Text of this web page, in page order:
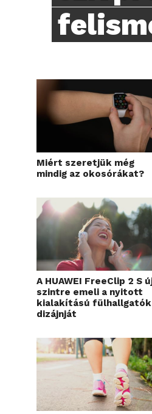
Miért szeretjük még
mindig az okosórákat?
A HUAWEI FreeClip 2 S
szintre emeli a nyitott
kialakítású fülhallgatók
dizájnját